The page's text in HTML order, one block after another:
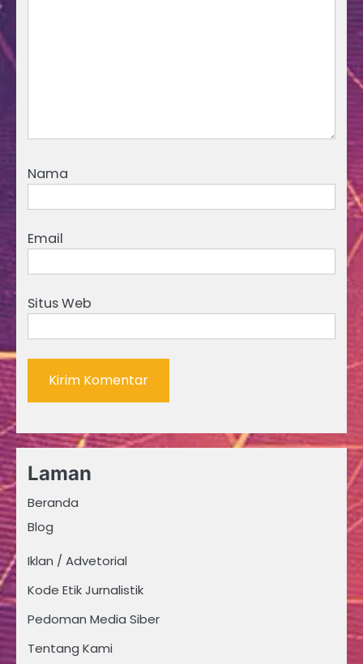
Nama
Email
Situs Web
Laman
Beranda
Blog
Iklan / Advetorial
Kode Etik Jurnalistik
Pedoman Media Siber
Tentang Kami